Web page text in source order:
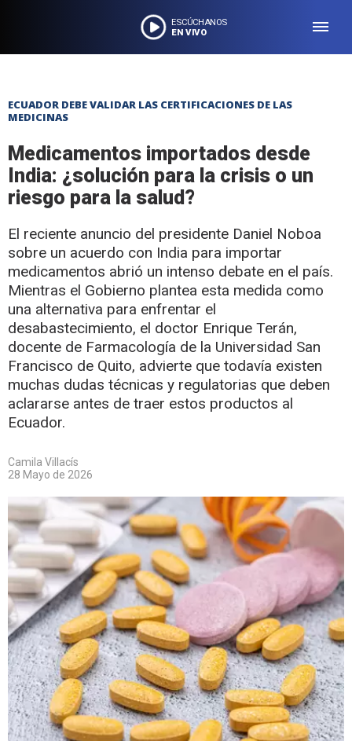
ESCÚCHANOS
EN VIVO
ECUADOR DEBE VALIDAR LAS CERTIFICACIONES DE LAS
MEDICINAS
Medicamentos importados desde
India: ¿solución para la crisis o un
riesgo para la salud?
El reciente anuncio del presidente Daniel Noboa
sobre un acuerdo con India para importar
medicamentos abrió un intenso debate en el país.
Mientras el Gobierno plantea esta medida como
una alternativa para enfrentar el
desabastecimiento, el doctor Enrique Terán,
docente de Farmacología de la Universidad San
Francisco de Quito, advierte que todavía existen
muchas dudas técnicas y regulatorias que deben
aclararse antes de traer estos productos al
Ecuador.
Camila Villacís
28 Mayo de 2026